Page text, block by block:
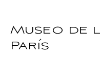
Museo de
París